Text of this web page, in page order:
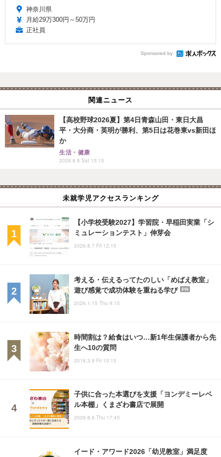
神奈川県
月給29万300円～50万円
正社員
Sponsored by
関連ニュース
【高校野球2026夏】第4日青森山田・東日大昌
平・大分商・英明が勝利、第5日は花巻東vs新田ほ
か
生活・健康
2026.8.8 Sat 15:15
未就学児アクセスランキング
【小学校受験2027】学習院・早稲田実業「シ
ミュレーションテスト」伸芽会
2026.8.7 Fri 12:15
考える・伝えるってたのしい「めばえ教室」
遊び感覚で成功体験を重ねる学び
PR
2026.1.15 Thu 9:15
時間割は？給食はいつ…新1年生保護者から先
生へ10の質問
2018.3.9 Fri 10:15
子供に合った本選びを支援「ヨンデミーレベ
ル本棚」くまざわ書店で展開
2026.8.6 Thu 17:45
イード・アワード2026「幼児教室」満足度